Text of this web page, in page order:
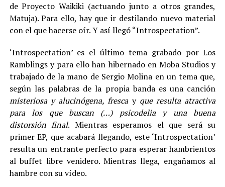
de Proyecto Waikiki (actuando junto a otros grandes,
Matuja). Para ello, hay que ir destilando nuevo material
con el que hacerse oír. Y así llegó “Introspectation”.
‘Introspectation’ es el último tema grabado por Los
Ramblings y para ello han hibernado en Moba Studios y
trabajado de la mano de Sergio Molina en un tema que,
según las palabras de la propia banda es una canción
misteriosa y alucinógena, frescay que resulta atractiva
para los que buscan (…) psicodelia y una buena
distorsión final. Mientras esperamos el que será su
primer EP, que acabará llegando, este ‘Introspectation’
resulta un entrante perfecto para esperar hambrientos
al buffet libre venidero. Mientras llega, engañamos al
hambre con su vídeo.